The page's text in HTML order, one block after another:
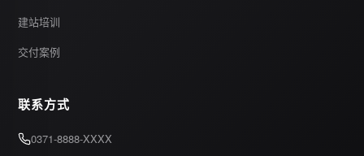
建站培训
交付案例
联系方式
0371-8888-XXXX